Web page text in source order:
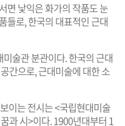
면 낯익은 화가의 작품도 눈
들로, 한국의 대표적인 근대
술관 분관이다. 한국의 근대
간으로, 근대미술에 대한 소
이는 전시는 <국립현대미술
과 시>이다. 1900년대부터 1